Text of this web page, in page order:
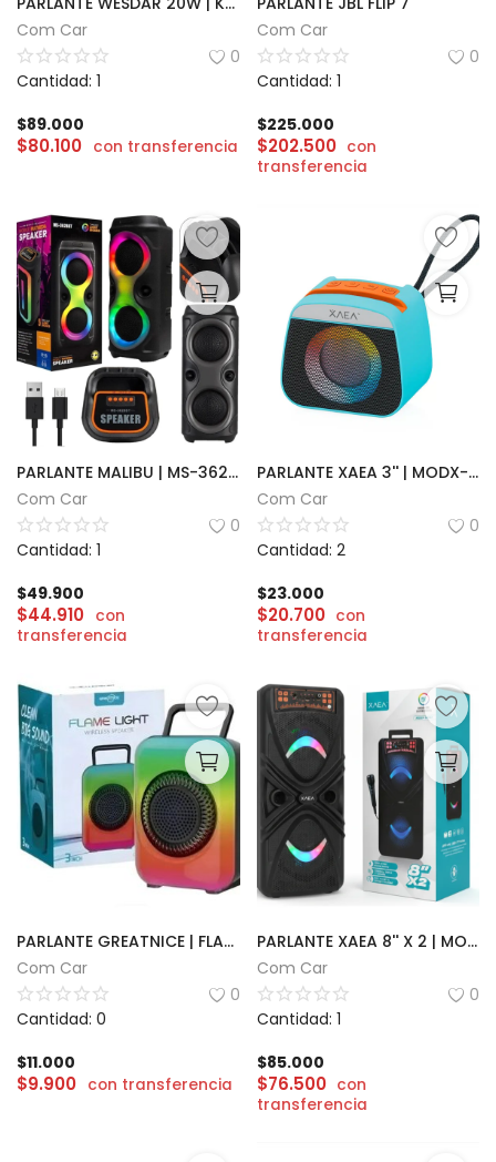
Com Car
0
Cantidad: 1
$89.000
$80.100 con transferencia
Com Car
0
Cantidad: 1
$225.000
$202.500 con
transferencia
PARLANTE MALIBU | MS-3628BT
Com Car
0
Cantidad: 1
$49.900
$44.910 con
transferencia
PARLANTE XAEA 3'' | MODX-004K
Com Car
0
Cantidad: 2
$23.000
$20.700 con
transferencia
PARLANTE GREATNICE | FLAME LIGHT 3''
Com Car
0
Cantidad: 0
$11.000
$9.900 con transferencia
PARLANTE XAEA 8'' X 2 | MODX-0042
Com Car
0
Cantidad: 1
$85.000
$76.500 con
transferencia